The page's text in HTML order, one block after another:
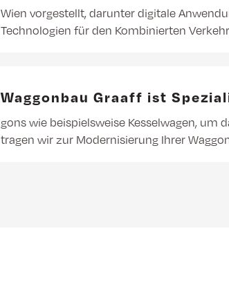
Wien vorgestellt, darunter digitale
Technologien für den Kombinierten
Waggonbau Graaff ist
gons wie beispielsweise Kesselwagen, um
tragen wir zur Modernisierung Ihrer